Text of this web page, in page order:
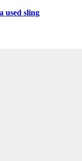
used sling